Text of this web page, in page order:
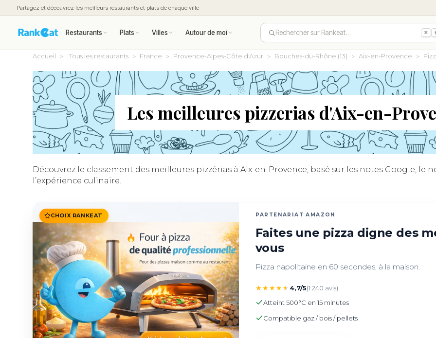
Partagez et découvrez les meilleurs restaurants et plats de chaque ville
Restaurants Plats Villes Autour de moi Rechercher sur Rankeat… ⌘
Accueil Tous les restaurants France Provence-Alpes-Côte d'Azur Bouches-du-Rhône (13) Aix-en-Provence
Les meilleures pizzerias d'Aix-en-
Découvrez le classement des meilleures pizzérias à Aix-en-Provence, basé sur les notes Google, le
l’expérience culinaire.
CHOIX RANKEAT PARTENARIAT AMAZON
Faites une pizza digne des
vous
Pizza napolitaine en 60 secondes, à la maison.
★★★★★ 4,7/5(1 240 avis)
Atteint 500°C en 15 minutes
Compatible gaz / bois / pellets